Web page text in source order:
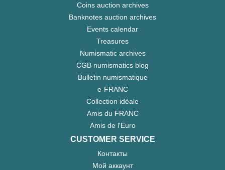
Coins auction archives
Banknotes auction archives
Events calendar
Treasures
Numismatic archives
CGB numismatics blog
Bulletin numismatique
e-FRANC
Collection idéale
Amis du FRANC
Amis de l'Euro
CUSTOMER SERVICE
Контакты
Мой аккаунт